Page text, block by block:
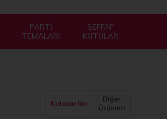
PARTİ
TEMALARI
ŞEFFAF
KUTULAR
Kidspartim
Diğer
Ürünleri